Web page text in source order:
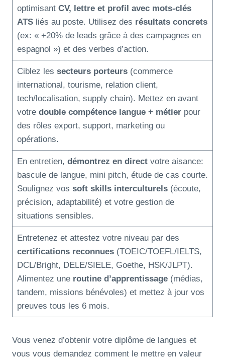
optimisant CV, lettre et profil avec mots-clés
ATSliés au poste. Utilisez des résultats concrets
(ex: « +20% de leads grâce à des campagnes en
espagnol ») et des verbes d’action.
Ciblez les secteurs porteurs(commerce
international, tourisme, relation client,
tech/localisation, supply chain). Mettez en avant
votre double compétence langue + métierpour
des rôles export, support, marketing ou
opérations.
En entretien, démontrez en directvotre aisance:
bascule de langue, mini pitch, étude de cas courte.
Soulignez vos soft skills interculturels(écoute,
précision, adaptabilité) et votre gestion de
situations sensibles.
Entretenez et attestez votre niveau par des
certifications reconnues(TOEIC/TOEFL/IELTS,
DCL/Bright, DELE/SIELE, Goethe, HSK/JLPT).
Alimentez une routine d’apprentissage(médias,
tandem, missions bénévoles) et mettez à jour vos
preuves tous les 6 mois.
Vous venez d’obtenir votre diplôme de langues et
vous vous demandez comment le mettre en valeur